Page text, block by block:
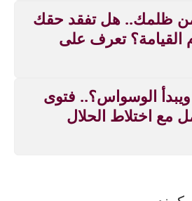
ظلمك.. هل تفقد حقك
تعرف على
ويبدأ الوسواس؟.. فتوى
مع اختلاط الحلال